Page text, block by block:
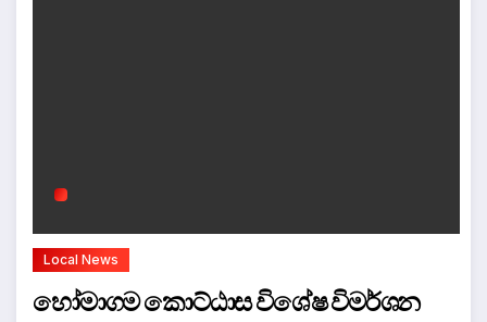
Local News
හෝමාගම කොට්ඨාස විශේෂ විමර්ශන